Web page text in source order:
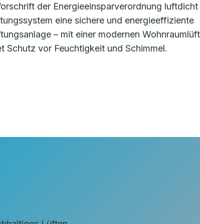
der Energieeinsparverordnung luftdicht
eine sichere und energieeffiziente
– mit einer modernen
Schutz vor Feuchtigkeit und Schimmel.